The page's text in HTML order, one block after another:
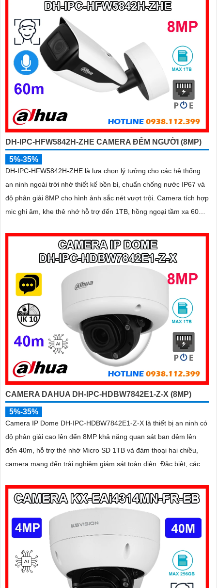
DH-IPC-HFW5842H-ZHE CAMERA ĐẾM NGƯỜI (8MP)
5%-35%
DH-IPC-HFW5842H-ZHE là lựa chọn lý tưởng cho các hệ thống
an ninh ngoài trời nhờ thiết kế bền bỉ, chuẩn chống nước IP67 và
độ phân giải 8MP cho hình ảnh sắc nét vượt trội. Camera tích hợp
mic ghi âm, khe thẻ nhớ hỗ trợ đến 1TB, hồng ngoại tầm xa 60m
CAMERA DAHUA DH-IPC-HDBW7842E1-Z-X (8MP)
5%-35%
Camera IP Dome DH-IPC-HDBW7842E1-Z-X là thiết bị an ninh có
độ phân giải cao lên đến 8MP khả năng quan sát ban đêm lên
đến 40m, hỗ trợ thẻ nhớ Micro SD 1TB và đàm thoại hai chiều,
camera mang đến trải nghiệm giám sát toàn diện. Đặc biệt, các
giúp nâng cao hiệu quả quản lý và an ninh cho mọi không gian
trong nhà